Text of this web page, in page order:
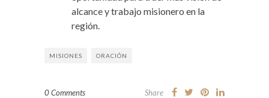
alcance y trabajo misionero en la
región.
MISIONES ORACIÓN
0 Comments Share